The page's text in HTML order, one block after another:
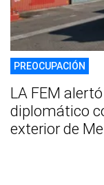
PREOCUPACIÓN
LA FEM
diplomático
exterior de